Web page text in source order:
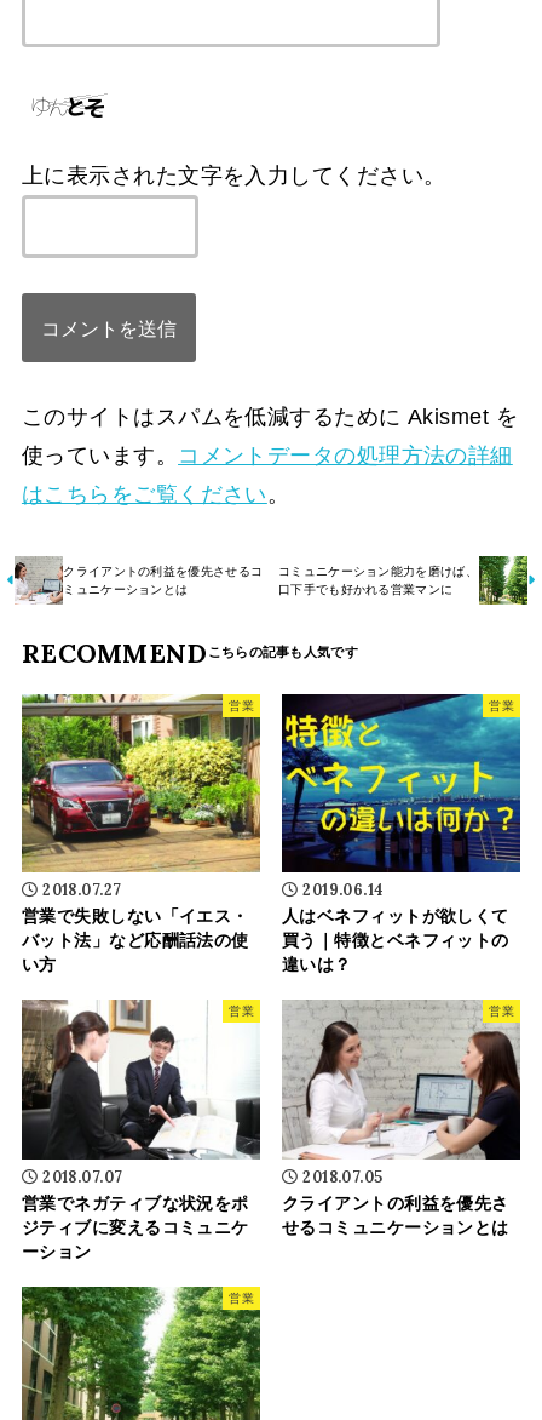
上に表示された文字を入力してください。
このサイトはスパムを低減するために Akismet を
使っています。 コメントデータの処理方法の詳細
はこちらをご覧ください。
クライアントの利益を優先させるコ
ミュニケーションとは
コミュニケーション能力を磨けば、
口下手でも好かれる営業マンに
RECOMMEND
営業
2018.07.27
営業で失敗しない「イエス・
バット法」など応酬話法の使
い方
営業
2019.06.14
人はベネフィットが欲しくて
買う｜特徴とベネフィットの
違いは？
営業
2018.07.07
営業でネガティブな状況をポ
ジティブに変えるコミュニケ
ーション
営業
2018.07.05
クライアントの利益を優先さ
せるコミュニケーションとは
営業